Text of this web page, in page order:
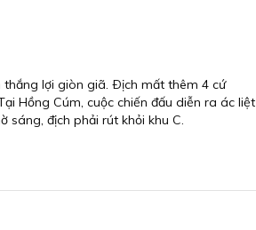
lợi giòn giã. Ðịch mất thêm 4 cứ
Hồng Cúm, cuộc chiến đấu diễn ra ác liệt
sáng, địch phải rút khỏi khu C.